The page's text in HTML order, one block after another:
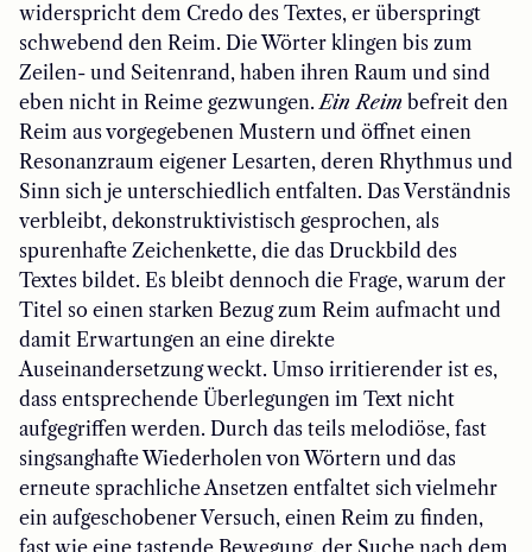
widerspricht dem Credo des Textes, er überspringt
schwebend den Reim. Die Wörter klingen bis zum
Zeilen- und Seitenrand, haben ihren Raum und sind
eben nicht in Reime gezwungen.Ein Reim befreit den
Reim aus vorgegebenen Mustern und öffnet einen
Resonanzraum eigener Lesarten, deren Rhythmus und
Sinn sich je unterschiedlich entfalten. Das Verständnis
verbleibt, dekonstruktivistisch gesprochen, als
spurenhafte Zeichenkette, die das Druckbild des
Textes bildet. Es bleibt dennoch die Frage, warum der
Titel so einen starken Bezug zum Reim aufmacht und
damit Erwartungen an eine direkte
Auseinandersetzung weckt. Umso irritierender ist es,
dass entsprechende Überlegungen im Text nicht
aufgegriffen werden. Durch das teils melodiöse, fast
singsanghafte Wiederholen von Wörtern und das
erneute sprachliche Ansetzen entfaltet sich vielmehr
ein aufgeschobener Versuch, einen Reim zu finden,